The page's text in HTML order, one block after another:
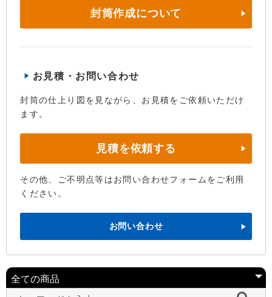
封筒作成について
お見積・お問い合わせ
封筒の仕上り図を見ながら、お見積をご依頼いただけ
ます。
見積を依頼する
その他、ご不明点等はお問い合わせフォームをご利用
ください。
お問い合わせ